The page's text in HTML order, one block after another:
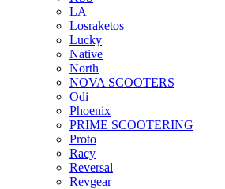
LA
Losraketos
Lucky
Native
North
NOVA SCOOTERS
Odi
Phoenix
PRIME SCOOTERING
Proto
Racy
Reversal
Revgear